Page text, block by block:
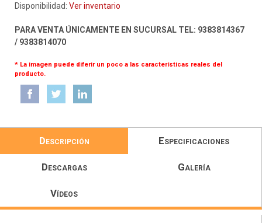
Disponibilidad: Ver inventario
PARA VENTA ÚNICAMENTE EN SUCURSAL TEL: 9383814367
/ 9383814070
* La imagen puede diferir un poco a las características reales del
producto.
Descripción Especificaciones
Descargas Galería
Vídeos